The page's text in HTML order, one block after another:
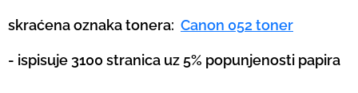
skraćena oznaka tonera: Canon 052 toner
- ispisuje 3100 stranica uz 5% popunjenosti papira